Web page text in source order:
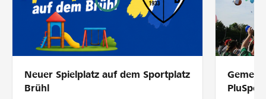
Parrainer
Soutien & assistance
Partenaires / Banques Raiffeisen
Neuer Spielplatz auf dem Sportplatz
Brühl